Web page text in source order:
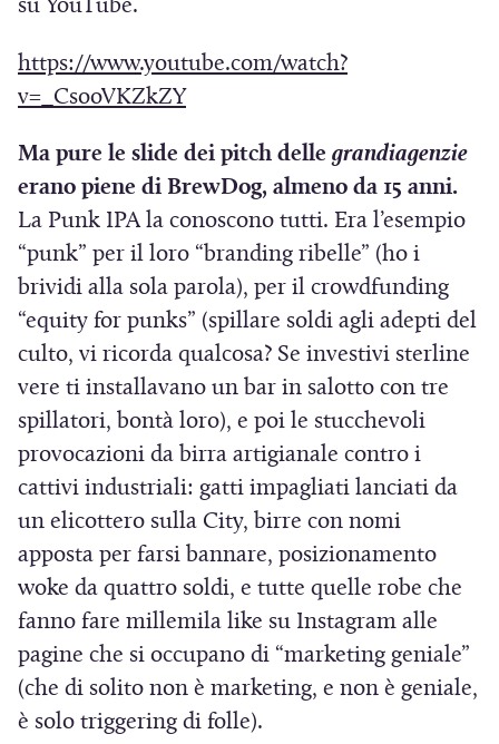
su YouTube.
https://www.youtube.com/watch?
v=_CsooVKZkZY(
i
a
p
r
e
i
n
u
n
a
n
u
o
v
a
f
i
n
Ma pure le slide dei pitch delle grandiagenzie
erano piene di BrewDog, almeno da 15 anni.
La Punk IPA la conoscono tutti. Era l’esempio
“punk” per il loro “branding ribelle” (ho i
brividi alla sola parola), per il crowdfunding
“equity for punks” (spillare soldi agli adepti del
culto, vi ricorda qualcosa? Se investivi sterline
vere ti installavano un bar in salotto con tre
spillatori, bontà loro), e poi le stucchevoli
provocazioni da birra artigianale contro i
cattivi industriali: gatti impagliati lanciati da
un elicottero sulla City, birre con nomi
apposta per farsi bannare, posizionamento
woke da quattro soldi, e tutte quelle robe che
fanno fare millemila like su Instagram alle
pagine che si occupano di “marketing geniale”
(che di solito non è marketing, e non è geniale,
è solo triggering di folle).